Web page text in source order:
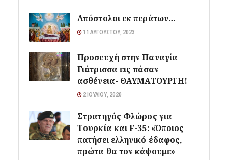
Απόστολοι εκ περάτων…
11 ΑΥΓΟΎΣΤΟΥ, 2023
Προσευχή στην Παναγία
Γιάτρισσα εις πάσαν
ασθένεια- ΘΑΥΜΑΤΟΥΡΓΗ!
2 ΙΟΥΛΊΟΥ, 2020
Στρατηγός Φλώρος για
Τουρκία και F-35: «Όποιος
πατήσει ελληνικό έδαφος,
πρώτα θα τον κάψουμε»